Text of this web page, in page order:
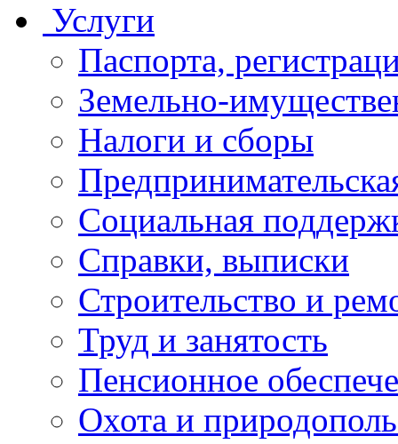
Услуги
Паспорта,
Земельно-
Налоги и сборы
Социальная
Справки, выписки
Строительство и
Труд и занятость
Пенсионное
Охота и